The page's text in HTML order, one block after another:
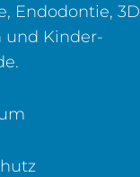
Endodontie, 3D
und Kinder­